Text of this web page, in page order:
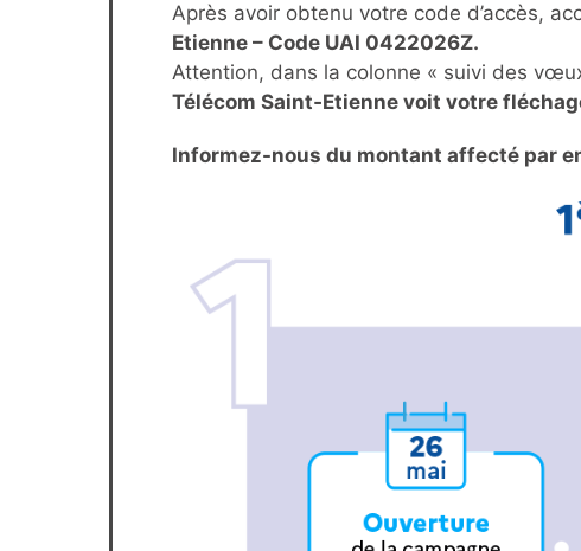
Après avoir obtenu votre code d’accès,
Etienne – Code UAI 0422026Z.
Attention, dans la colonne « suivi des
Télécom Saint‑Etienne voit votre
Informez-nous du montant affecté par